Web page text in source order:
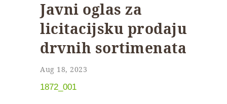
Javni oglas za
licitacijsku prodaju
drvnih sortimenata
Aug 18, 2023
1872_001